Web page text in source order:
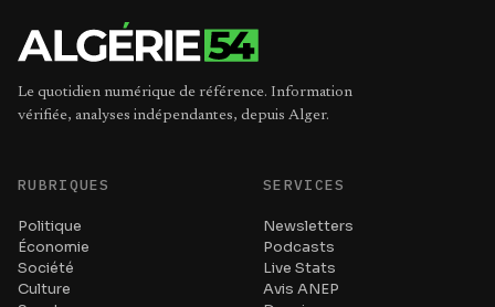
Le quotidien numérique de référence. Information
vérifiée, analyses indépendantes, depuis Alger.
RUBRIQUES
Politique
Économie
Société
Culture
SERVICES
Newsletters
Podcasts
Live Stats
Avis ANEP